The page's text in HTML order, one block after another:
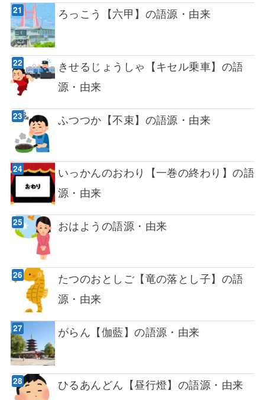
ろっこう【六甲】の語源・由来
きせるじょうしゃ【キセル乗車】の語
源・由来
ふつつか【不束】の語源・由来
いっかんのおわり【一巻の終わり】の語
源・由来
おはようの語源・由来
たつのおとしご【竜の落とし子】の語
源・由来
がらん【伽藍】の語源・由来
ひるあんどん【昼行燈】の語源・由来